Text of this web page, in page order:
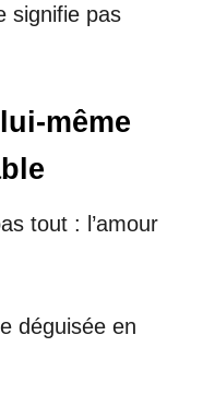
signifie pas
même
tout : l’amour
déguisée en